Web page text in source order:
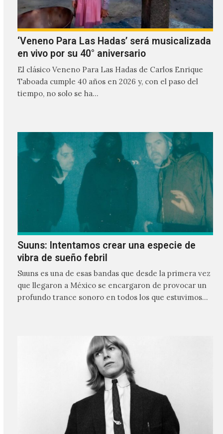
‘Veneno Para Las Hadas’ será musicalizada
en vivo por su 40° aniversario
El clásico Veneno Para Las Hadas de Carlos Enrique
Taboada cumple 40 años en 2026 y, con el paso del
tiempo, no solo se ha…
Suuns: Intentamos crear una especie de
vibra de sueño febril
Suuns es una de esas bandas que desde la primera vez
que llegaron a México se encargaron de provocar un
profundo trance sonoro en todos los que estuvimos